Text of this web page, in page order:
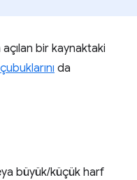
bir kaynaktaki
da
büyük/küçük harf